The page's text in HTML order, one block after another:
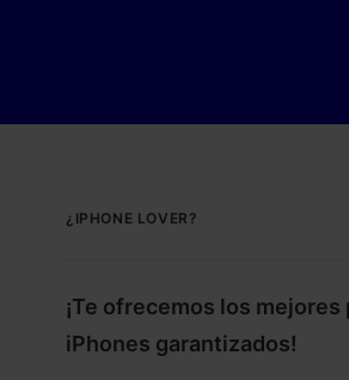
¿IPHONE LOVER?
¡Te ofrecemos los mejores
iPhones garantizados!